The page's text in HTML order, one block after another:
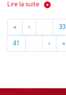
Lire la suite
« ‹ … 33
41 … › »